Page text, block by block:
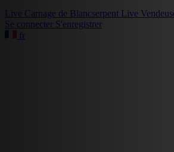
Live Carnage de Blancserpent Live
Se connecter S'enregistrer
fr